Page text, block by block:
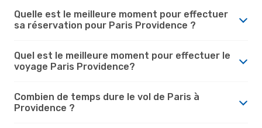
Quelle est le meilleure moment pour effectuer
sa réservation pour Paris Providence ?
Quel est le meilleure moment pour effectuer le
voyage Paris Providence?
Combien de temps dure le vol de Paris à
Providence ?